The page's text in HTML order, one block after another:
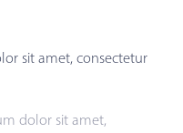
sit amet, consectetur
dolor sit amet,